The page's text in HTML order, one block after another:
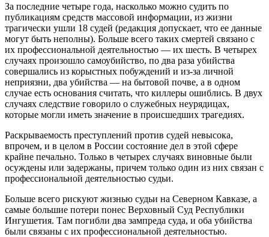
За последние четыре года, насколько можно судить по
публикациям средств массовой информации, из жизни
трагически ушли 18 судей (редакция допускает, что ее данные
могут быть неполны). Больше всего таких смертей связано с
их профессиональной деятельностью — их шесть. В четырех
случаях произошло самоубийство, по два раза убийства
совершались из корыстных побуждений и из-за личной
неприязни, два убийства — на бытовой почве, а в одном
случае есть основания считать, что киллеры ошиблись. В двух
случаях следствие говорило о служебных неурядицах,
которые могли иметь значение в происшедших трагедиях.
Раскрываемость преступлений против судей невысока,
впрочем, и в целом в России состояние дел в этой сфере
крайне печально. Только в четырех случаях виновные были
осуждены или задержаны, причем только один из них связан с
профессиональной деятельностью судьи.
Больше всего рискуют жизнью судьи на Северном Кавказе, а
самые большие потери понес Верховный Суд Республики
Ингушетия. Там погибли два зампреда суда, и оба убийства
были связаны с их профессиональной деятельностью.